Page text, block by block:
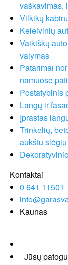
vaškavimas,
Vilkikų
Keleivinių
Vaikiškų
valymas
Patarimai
namuose
Postatybinis
Langų ir
Įprastas
Trinkelių,
aukštu slėgiu
Kontaktai
0 641 11501
Kaunas
Jūsų